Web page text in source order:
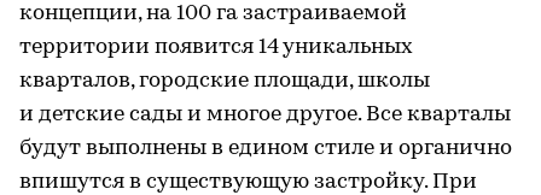
концепции, на 100 га застраиваемой
территории появится 14 уникальных
кварталов, городские площади, школы
и детские сады и многое другое. Все кварталы
будут выполнены в едином стиле и органично
впишутся в существующую застройку. При